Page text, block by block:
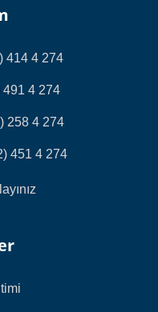
414 4 274
4 274
258 4 274
451 4 274